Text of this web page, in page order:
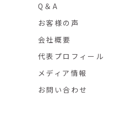
Q＆A
お客様の声
会社概要
代表プロフィール
メディア情報
お問い合わせ